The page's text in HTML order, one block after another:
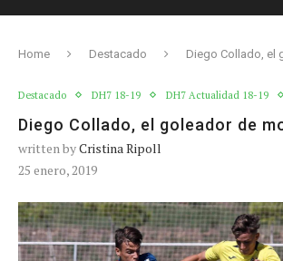
Home Destacado Diego Collado, el
Destacado DH7 18-19 DH7 Actualidad 18-19
Diego Collado, el goleador de
written byCristina Ripoll
25 enero, 2019